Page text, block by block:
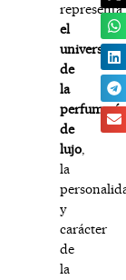
representa
el
universo
de
la
perfumería
de
lujo,
la
y
carácter
de
la